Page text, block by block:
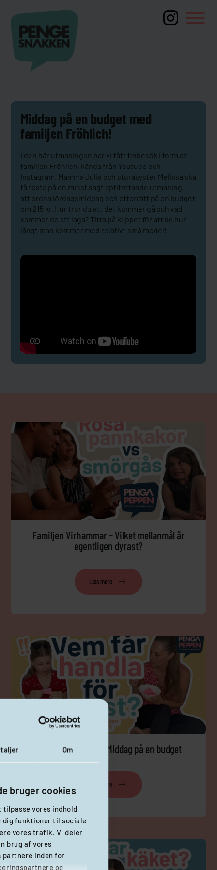
Om
bruger cookies
vores indhold
dig funktioner til sociale
vores trafik. Vi deler
brug af vores
partnere inden for
og
Middag på en budget med
familjen Fröhlich!
I den här utmaningen har vi fått finbesök i form av
familjen Fröhlich, kända från Youtube och
Instagram. Mamma Julia och storasyster Melissa ska
få testa på en minst sagt aptitretande utmaning –
att ordna lördagsmiddag och efterrätt på en budget
om 215 kr. Hur tror du att det kommer gå och vad
kommer de att laga? Titta på klippet för att se hur
långt man kommer med relativt små medel!
Familjen Virhammar – Vilket mellanmål är
egentligen dyrast?
Læs mere
Familjen Fröhlich – Middag på en budget
Læs mere